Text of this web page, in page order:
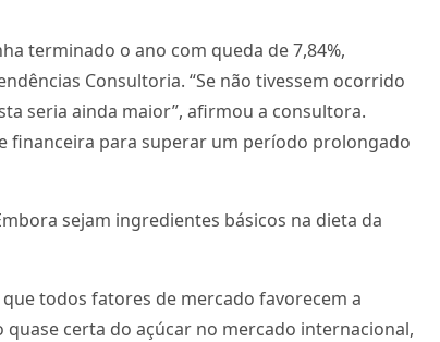
terminado o ano com queda de 7,84%,
Consultoria. “Se não tivessem ocorrido
seria ainda maior”, afirmou a consultora.
financeira para superar um período prolongado
sejam ingredientes básicos na dieta da
todos fatores de mercado favorecem a
certa do açúcar no mercado internacional,